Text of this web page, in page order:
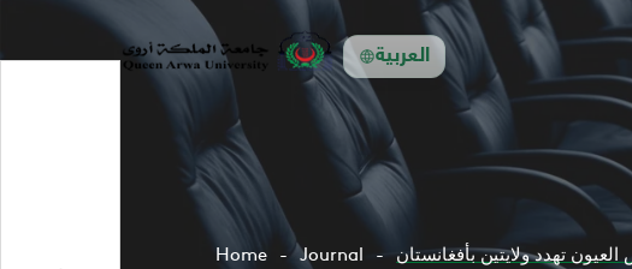
العربية
Home Journal تهدد ولايتين بأفغانستان